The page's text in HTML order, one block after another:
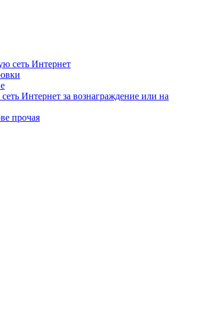
сеть Интернет
Интернет за вознаграждение или на
прочая